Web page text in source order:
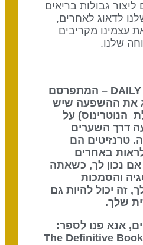
גבולות בריאים
לדאוג לאחרים,
עצמינו מקריבים
שלנו.
“הנוף היומי” DAILY VIEW – המתפרסם
את ההשפעה שיש
הנוטרינוס) על
דרך השערים
טרנזיטים הם
באחרים
נכון לך, כשאתה
והסמכות
זה יכול להיות גם
שלך.
אנא פנו לספר:
The Definitive